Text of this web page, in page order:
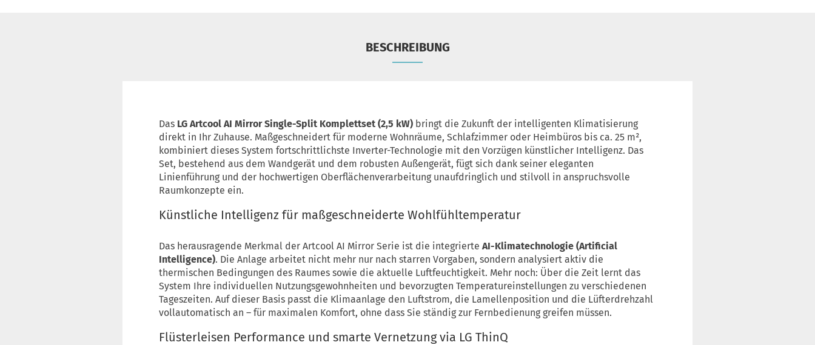
BESCHREIBUNG
Das LG Artcool AI Mirror Single-Split Komplettset (2,5 kW) bringt die Zukunft der intelligenten Klimatisierung
direkt in Ihr Zuhause. Maßgeschneidert für moderne Wohnräume, Schlafzimmer oder Heimbüros bis ca. 25 m²,
kombiniert dieses System fortschrittlichste Inverter-Technologie mit den Vorzügen künstlicher Intelligenz. Das
Set, bestehend aus dem Wandgerät und dem robusten Außengerät, fügt sich dank seiner eleganten
Linienführung und der hochwertigen Oberflächenverarbeitung unaufdringlich und stilvoll in anspruchsvolle
Raumkonzepte ein.
Künstliche Intelligenz für maßgeschneiderte Wohlfühltemperatur
Das herausragende Merkmal der Artcool AI Mirror Serie ist die integrierte AI-Klimatechnologie (Artificial
Intelligence). Die Anlage arbeitet nicht mehr nur nach starren Vorgaben, sondern analysiert aktiv die
thermischen Bedingungen des Raumes sowie die aktuelle Luftfeuchtigkeit. Mehr noch: Über die Zeit lernt das
System Ihre individuellen Nutzungsgewohnheiten und bevorzugten Temperatureinstellungen zu verschiedenen
Tageszeiten. Auf dieser Basis passt die Klimaanlage den Luftstrom, die Lamellenposition und die Lüfterdrehzahl
vollautomatisch an – für maximalen Komfort, ohne dass Sie ständig zur Fernbedienung greifen müssen.
Flüsterleisen Performance und smarte Vernetzung via LG ThinQ